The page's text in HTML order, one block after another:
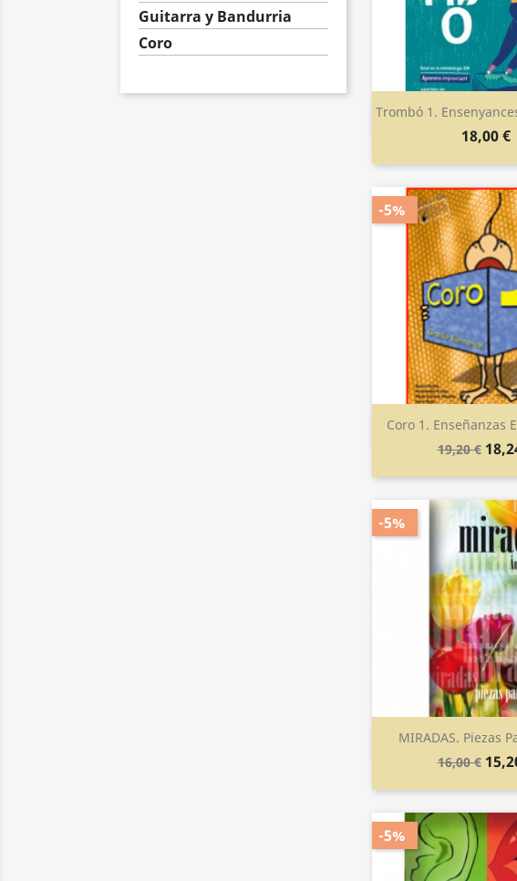
Guitarra y Bandurria
Coro
Trombó 1.
18,00 €
Vista
Coro 1. Enseñanzas
19,20 €
-5%
Vista
MIRADAS. Piezas
16,00 €
-5%
Vista
-5%